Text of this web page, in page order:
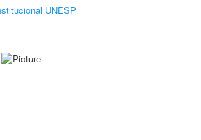
UNESP